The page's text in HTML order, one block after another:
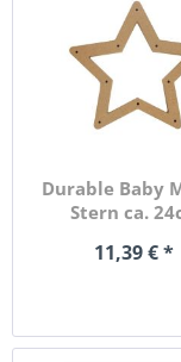
Durable Baby
Stern ca.
11,39 € *